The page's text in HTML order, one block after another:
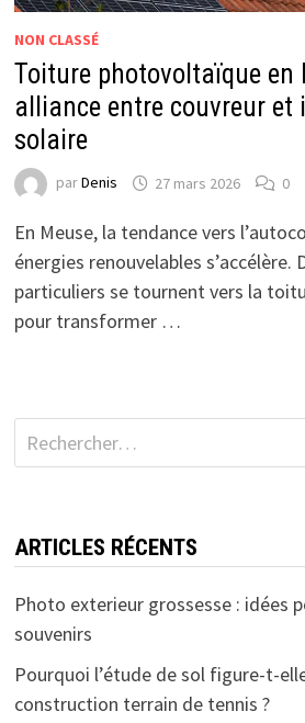
NON CLASSÉ
Toiture photovoltaïque en
alliance entre couvreur
solaire
parDenis 27 mars 2026 0
En Meuse, la tendance vers
énergies renouvelables s’accélère.
particuliers se tournent vers la
pour transformer …
Rechercher :
ARTICLES RÉCENTS
Photo exterieur grossesse : idées
souvenirs
Pourquoi l’étude de sol figure-t-
construction terrain de tennis ?